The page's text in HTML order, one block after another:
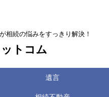
相続の悩みをすっきり解決！
トコム
遺言